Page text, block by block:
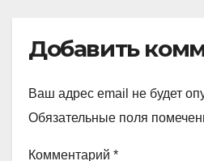
Добавить
Ваш адрес email не будет
Обязательные поля
Комментарий *